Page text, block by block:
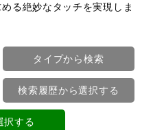
る絶妙なタッチを実現しま
タイプから検索
検索履歴から選択する
択する